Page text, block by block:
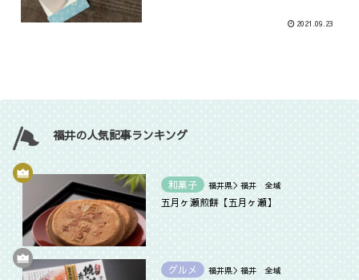
2021.09.23
福井の人気記事ランキング
和菓子 福井県＞福井 全域
五月ヶ瀬煎餅【五月ヶ瀬】
グルメ 福井県＞福井 全域